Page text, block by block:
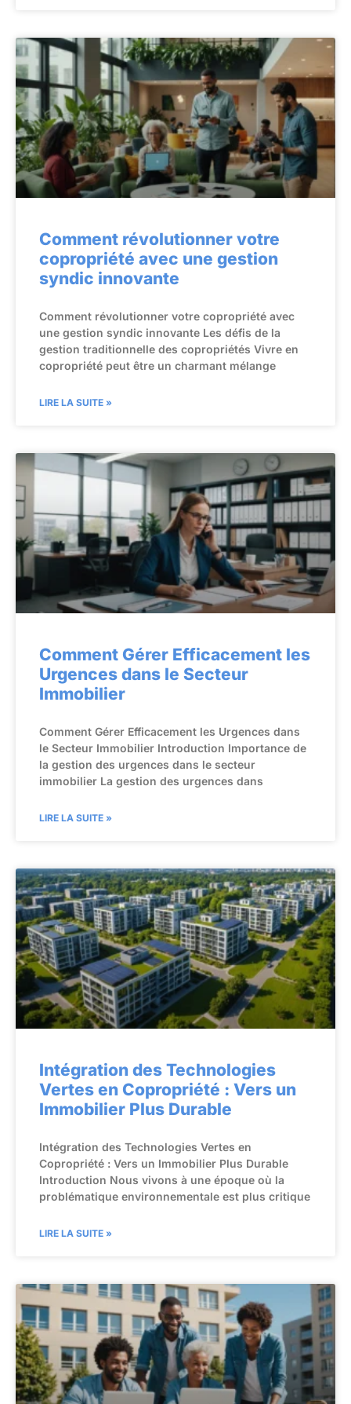
Comment révolutionner votre
copropriété avec une gestion
syndic innovante
Comment révolutionner votre copropriété avec
une gestion syndic innovante Les défis de la
gestion traditionnelle des copropriétés Vivre en
copropriété peut être un charmant mélange
LIRE LA SUITE »
Comment Gérer Efficacement les
Urgences dans le Secteur
Immobilier
Comment Gérer Efficacement les Urgences dans
le Secteur Immobilier Introduction Importance de
la gestion des urgences dans le secteur
immobilier La gestion des urgences dans
LIRE LA SUITE »
Intégration des Technologies
Vertes en Copropriété : Vers un
Immobilier Plus Durable
Intégration des Technologies Vertes en
Copropriété : Vers un Immobilier Plus Durable
Introduction Nous vivons à une époque où la
problématique environnementale est plus critique
LIRE LA SUITE »